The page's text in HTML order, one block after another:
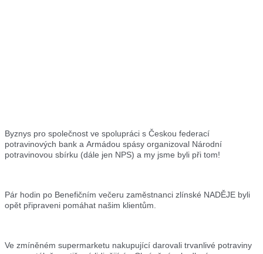
Byznys pro společnost ve spolupráci s Českou federací
potravinových bank a Armádou spásy organizoval Národní
potravinovou sbírku (dále jen NPS) a my jsme byli při tom!
Pár hodin po Benefičním večeru zaměstnanci zlínské NADĚJE byli
opět připraveni pomáhat našim klientům.
Ve zmíněném supermarketu nakupující darovali trvanlivé potraviny